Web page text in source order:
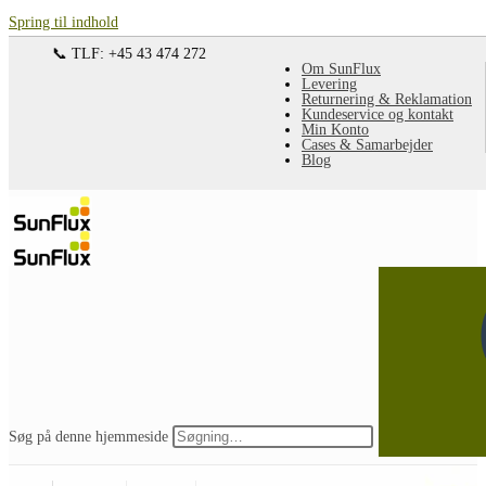
Spring til indhold
Om SunFlux
Levering
Returnering & Reklamation
Kundeservice og kontakt
Min Konto
Cases & Samarbejder
Blog
📞 TLF: +45 43 474 272
Søg på denne hjemmeside